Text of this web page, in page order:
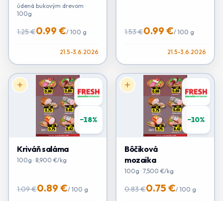
údená bukovým drevom ·
100g
1.25 €0.99 €/ 100 g
21.5-3.6.2026
1.53 €0.99 €/ 100 g
21.5-3.6.2026
−18%
Kriváň saláma
100g · 8,900 €/kg
1.09 €0.89 €/ 100 g
−10%
Bôčiková
mozaika
100g · 7,500 €/kg
0.83 €0.75 €/ 100 g